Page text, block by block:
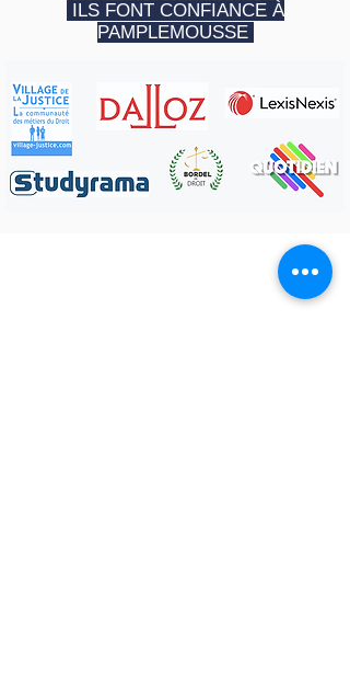
ILS FONT CONFIANCE À
PAMPLEMOUSSE